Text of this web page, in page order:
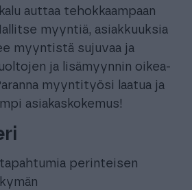
auttaa tehokkaampaan
myyntiä, asiakkuuksia
myyntistä sujuvaa ja
ja lisämyynnin oikea-
myyntityösi laatua ja
asiakaskokemus!
tapahtumia perinteisen